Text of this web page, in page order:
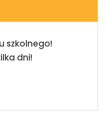
szkolnego!
dni!